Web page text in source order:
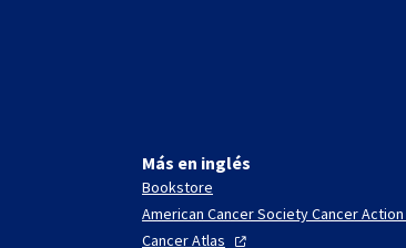
Más en inglés
Bookstore
American Cancer Society Cancer Action
CancerAtlas